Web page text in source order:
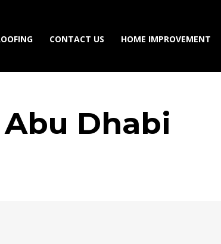
CONTACT US HOME IMPROVEMENT
Dhabi